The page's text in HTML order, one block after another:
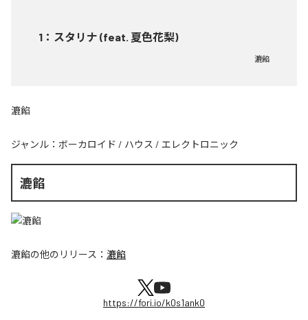
1 ： スタリナ (feat. 夏色花梨)
漉餡
漉餡
ジャンル： ボーカロイド / ハウス / エレクトロニック
漉餡
漉餡の他のリリース： 漉餡
https://fori.io/k0s1ank0